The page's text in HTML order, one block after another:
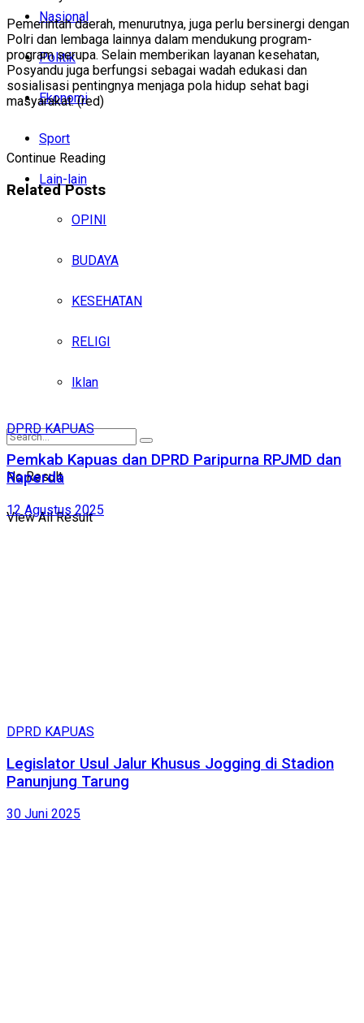
Nasional
Politik
Ekonomi
Sport
Lain-lain
OPINI
BUDAYA
KESEHATAN
RELIGI
Iklan
No Result
View All Result
Pemerintah daerah, menurutnya, juga perlu bersinergi dengan
Polri dan lembaga lainnya dalam mendukung program-
program serupa. Selain memberikan layanan kesehatan,
Posyandu juga berfungsi sebagai wadah edukasi dan
sosialisasi pentingnya menjaga pola hidup sehat bagi
masyarakat. (red)
Continue Reading
RelatedPosts
DPRD KAPUAS
Pemkab Kapuas dan DPRD Paripurna RPJMD dan
Raperda
12 Agustus 2025
DPRD KAPUAS
Legislator Usul Jalur Khusus Jogging di Stadion
Panunjung Tarung
30 Juni 2025